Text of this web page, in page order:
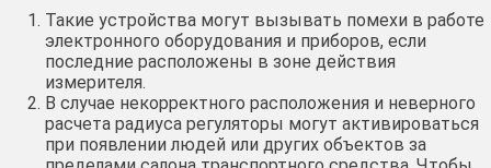
Такие устройства могут вызывать помехи в работе
электронного оборудования и приборов, если
последние расположены в зоне действия
измерителя.
В случае некорректного расположения и неверного
расчета радиуса регуляторы могут активироваться
при появлении людей или других объектов за